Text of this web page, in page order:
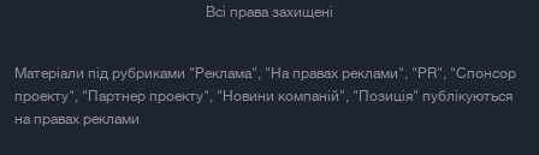
Всі права захищені
Матеріали під рубриками "Реклама", "На правах реклами", "PR", "Спонсор
проекту", "Партнер проекту", "Новини компаній", "Позиція" публікуються
на правах реклами